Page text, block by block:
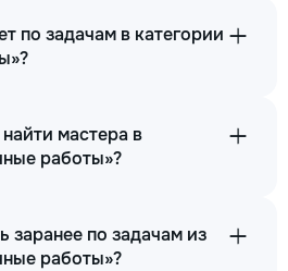
по задачам в категории
мастера в
работы»?
заранее по задачам из
работы»?